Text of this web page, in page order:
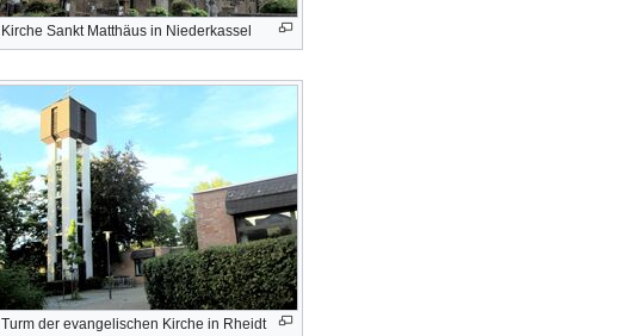
Kirche Sankt Matthäus in Niederkassel
Turm der evangelischen Kirche in Rheidt